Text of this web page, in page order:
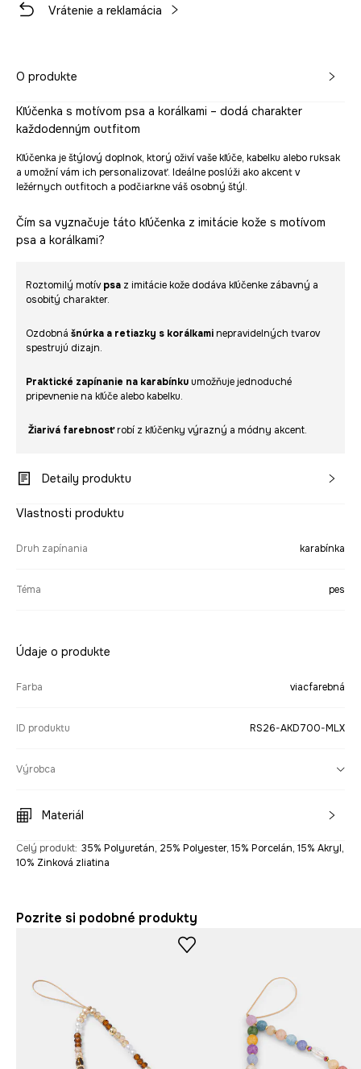
Vrátenie a reklamácia
O produkte
Kľúčenka s motívom psa a korálkami – dodá charakter
každodenným outfitom
Kľúčenka je štýlový doplnok, ktorý oživí vaše kľúče, kabelku alebo ruksak
a umožní vám ich personalizovať. Ideálne poslúži ako akcent v
ležérnych outfitoch a podčiarkne váš osobný štýl.
Čím sa vyznačuje táto kľúčenka z imitácie kože s motívom
psa a korálkami?
Roztomilý motívpsa z imitácie kože dodáva kľúčenke zábavný a
osobitý charakter.
Ozdobná šnúrka a retiazky s korálkami nepravidelných tvarov
spestrujú dizajn.
Praktické zapínanie na karabínku umožňuje jednoduché
pripevnenie na kľúče alebo kabelku.
Žiarivá farebnosťrobí z kľúčenky výrazný a módny akcent.
Detaily produktu
Vlastnosti produktu
Druh zapínania karabínka
Téma pes
Údaje o produkte
Farba viacfarebná
ID produktu RS26-AKD700-MLX
Výrobca
Materiál
Celý produkt: 35% Polyuretán, 25% Polyester, 15% Porcelán, 15% Akryl,
10% Zinková zliatina
Pozrite si podobné produkty